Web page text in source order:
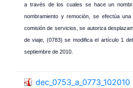
a través de los cuales se hace un
nombramiento y remoción, se efectúa
comisión de servicios, se autoriza
de viaje, (0783) se modifica el artículo 1
septiembre de 2010.
dec_0753_a_0773_102010